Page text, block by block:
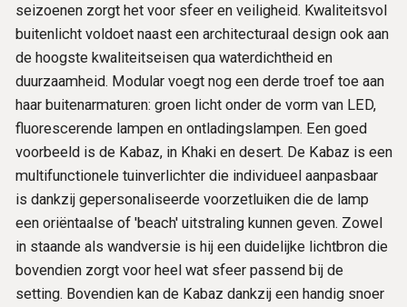
seizoenen zorgt het voor sfeer en veiligheid. Kwaliteitsvol
buitenlicht voldoet naast een architecturaal design ook aan
de hoogste kwaliteitseisen qua waterdichtheid en
duurzaamheid. Modular voegt nog een derde troef toe aan
haar buitenarmaturen: groen licht onder de vorm van LED,
fluorescerende lampen en ontladingslampen. Een goed
voorbeeld is de Kabaz, in Khaki en desert. De Kabaz is een
multifunctionele tuinverlichter die individueel aanpasbaar
is dankzij gepersonaliseerde voorzetluiken die de lamp
een oriëntaalse of 'beach' uitstraling kunnen geven. Zowel
in staande als wandversie is hij een duidelijke lichtbron die
bovendien zorgt voor heel wat sfeer passend bij de
setting. Bovendien kan de Kabaz dankzij een handig snoer